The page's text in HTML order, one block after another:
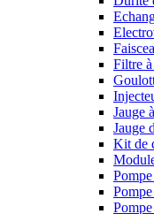
Filtre
Jauge
Jauge
Kit de